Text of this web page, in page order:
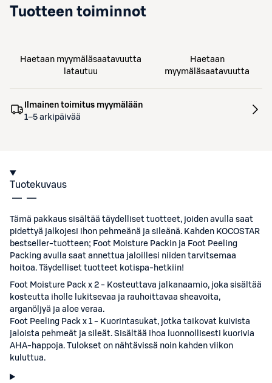
Tuotteen toiminnot
Haetaan myymäläsaatavuutta
latautuu
Haetaan
myymäläsaatavuutta
Ilmainen toimitus myymälään
1–5 arkipäivää
Tuotekuvaus
Tämä pakkaus sisältää täydelliset tuotteet, joiden avulla saat
pidettyä jalkojesi ihon pehmeänä ja sileänä. Kahden KOCOSTAR
bestseller-tuotteen; Foot Moisture Packin ja Foot Peeling
Packing avulla saat annettua jaloillesi niiden tarvitsemaa
hoitoa. Täydelliset tuotteet kotispa-hetkiin!
Foot Moisture Pack x 2 - Kosteuttava jalkanaamio, joka sisältää
kosteutta iholle lukitsevaa ja rauhoittavaa sheavoita,
arganöljyä ja aloe veraa.
Foot Peeling Pack x 1 - Kuorintasukat, jotka taikovat kuivista
jaloista pehmeät ja sileät. Sisältää ihoa luonnollisesti kuorivia
AHA-happoja. Tulokset on nähtävissä noin kahden viikon
kuluttua.